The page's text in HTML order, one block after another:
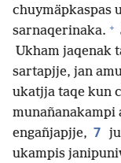
chuymäpkaspas
sarnaqerinaka. +
Ukham jaqenak
sartapjje, jan
ukatjja taqe kun
engañjapjje, 7
ukampis